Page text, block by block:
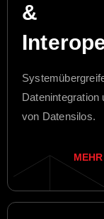
&
Datenintegration
von Datensilos.